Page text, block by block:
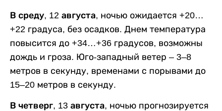
В среду, 12 августа, ночью ожидается +20…
+22 градуса, без осадков. Днем температура
повысится до +34…+36 градусов, возможны
дождь и гроза. Юго-западный ветер – 3–8
метров в секунду, временами с порывами до
15–20 метров в секунду.
В четверг, 13 августа, ночью прогнозируется